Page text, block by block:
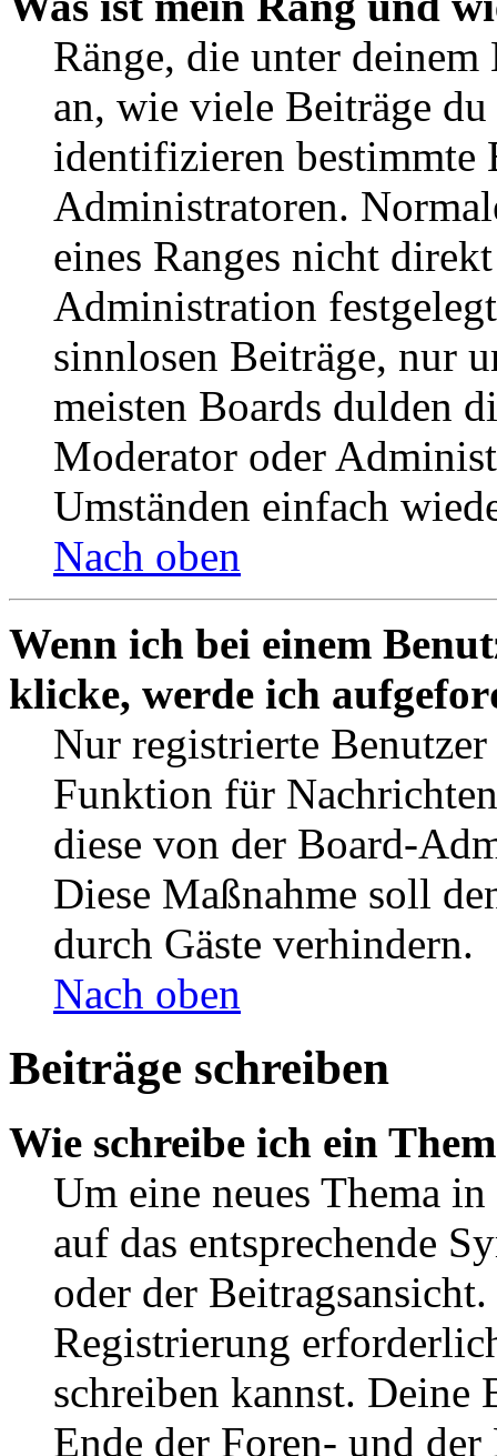
Ränge, die unter deinem
an, wie viele Beiträge
identifizieren bestimmte
Administratoren.
eines Ranges nicht
Administration
sinnlosen Beiträge, nur
meisten Boards dulden
Moderator oder
Umständen einfach
Nach oben
Wenn ich bei einem
klicke, werde ich
Nur registrierte
Funktion für
diese von der Board-
Diese Maßnahme soll
durch Gäste verhindern.
Nach oben
Beiträge schreiben
Wie schreibe ich ein
Um eine neues Thema
auf das entsprechende
oder der
Registrierung
schreiben kannst. Deine
Ende der Foren- und